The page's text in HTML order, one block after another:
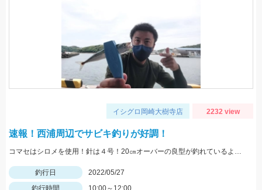
イシグロ岡崎大樹寺店 2232 view
速報！西浦周辺でサビキ釣りが好調！
コマセはシロメを使用！針は４号！20㎝オーバーの良型が釣れているようです！
釣行日
2022/05/27
釣行時間
10:00～12:00